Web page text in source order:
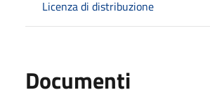
Licenza di distribuzione
Documenti